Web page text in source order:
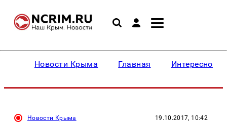
Новости Крыма Главная Интересное
Новости Крыма 19.10.2017, 10:42